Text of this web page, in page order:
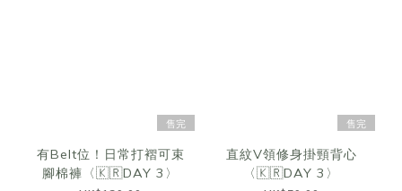
售完
有Belt位！日常打褶可束
腳棉褲〈🇰🇷DAY 3〉
售完
直紋V領修身掛頸背心
〈🇰🇷DAY 3〉